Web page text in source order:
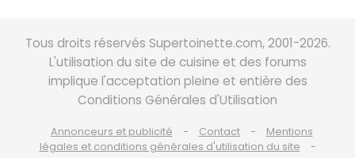
Tous droits réservés Supertoinette.com, 2001-2026.
L'utilisation du site de cuisine et des forums
implique l'acceptation pleine et entière des
Conditions Générales d'Utilisation
Annonceurs et publicité Contact
Mentions
légales et conditions générales d'utilisation du site